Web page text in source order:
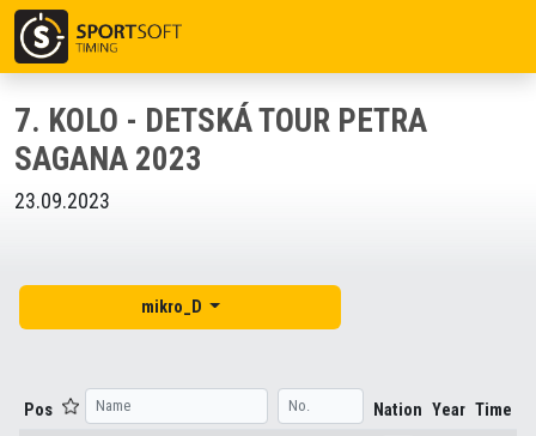
7. KOLO - DETSKÁ TOUR PETRA
SAGANA 2023
23.09.2023
mikro_D
Pos Nation Year Time